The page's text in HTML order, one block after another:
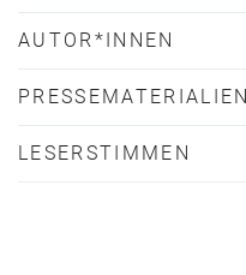
AUTOR*INNEN
PRESSEMATERIALIEN
LESERSTIMMEN